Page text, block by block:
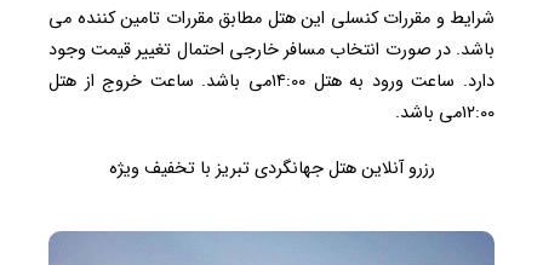
شرایط و مقررات کنسلی این هتل مطابق مقررات تامین کننده می
باشد. در صورت انتخاب مسافر خارجی احتمال تغییر قیمت وجود
دارد. ساعت ورود به هتل ۱۴:00می باشد. ساعت خروج از هتل
۱۲:00می باشد.
رزرو آنلاین هتل جهانگردی تبریز با تخفیف ویژه